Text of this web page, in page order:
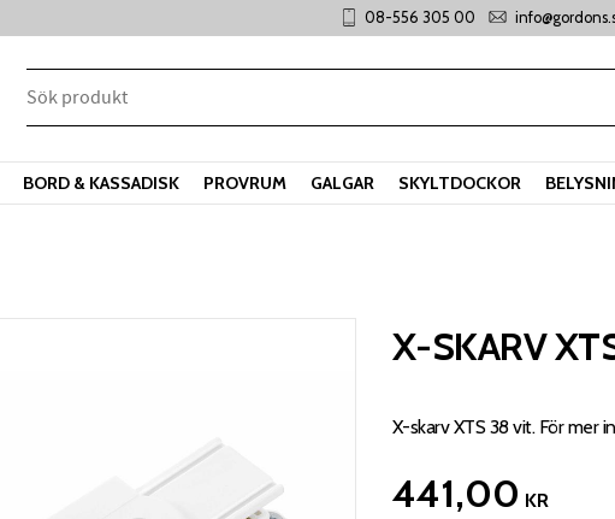
08-556 305 00
BORD & KASSADISK PROVRUM GALGAR SKYLTDOCKOR
X-SKARV
X-skarv XTS 38 vit. För mer
441,00 KR